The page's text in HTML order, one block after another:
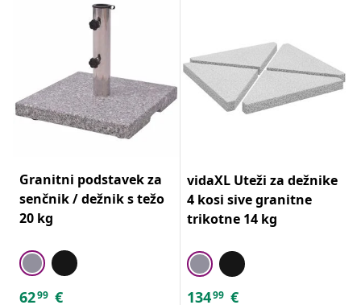
Granitni podstavek za
senčnik / dežnik s težo
20 kg
6299 €
vidaXL Uteži za dežnike
4 kosi sive granitne
trikotne 14 kg
13499 €